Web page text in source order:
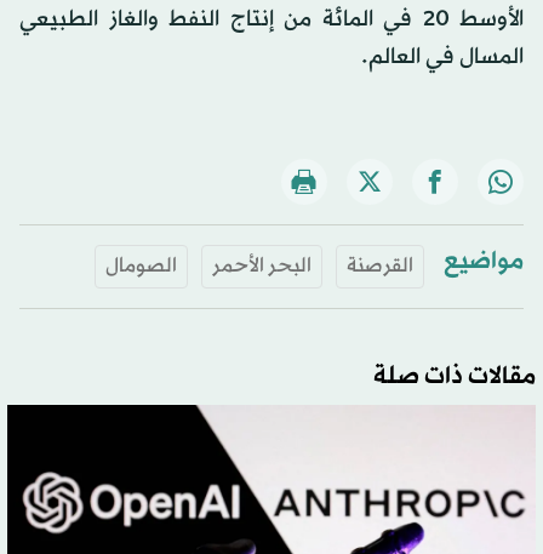
الأوسط 20 في المائة من إنتاج النفط والغاز الطبيعي
المسال في العالم.
مواضيع القرصنة البحر الأحمر الصومال
مقالات ذات صلة